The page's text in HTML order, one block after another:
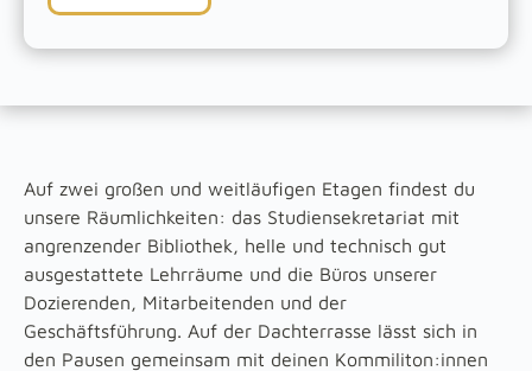
Auf zwei großen und weitläufigen Etagen findest du
unsere Räumlichkeiten: das Studiensekretariat mit
angrenzender Bibliothek, helle und technisch gut
ausgestattete Lehrräume und die Büros unserer
Dozierenden, Mitarbeitenden und der
Geschäftsführung. Auf der Dachterrasse lässt sich in
den Pausen gemeinsam mit deinen Kommiliton:innen